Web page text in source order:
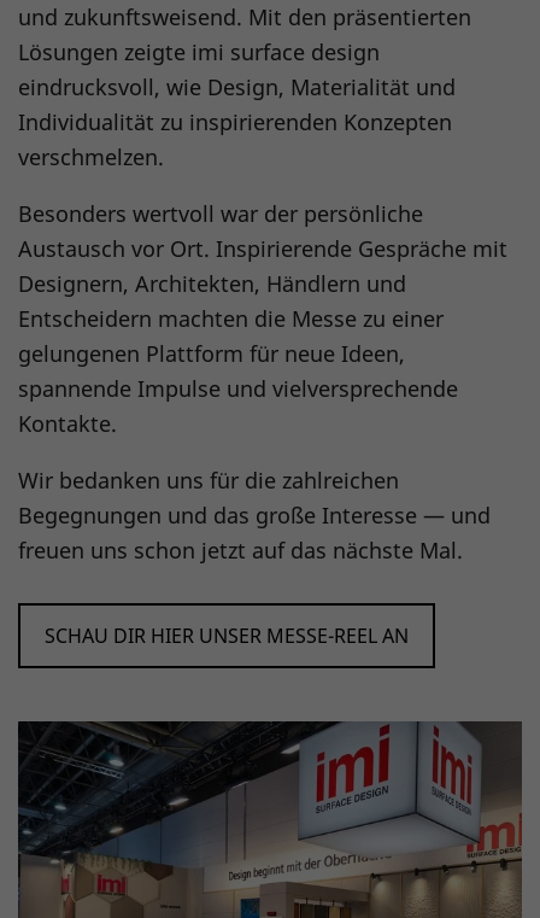
und zukunftsweisend. Mit den präsentierten
Lösungen zeigte imi surface design
eindrucksvoll, wie Design, Materialität und
Individualität zu inspirierenden Konzepten
verschmelzen.
Besonders wertvoll war der persönliche
Austausch vor Ort. Inspirierende Gespräche mit
Designern, Architekten, Händlern und
Entscheidern machten die Messe zu einer
gelungenen Plattform für neue Ideen,
spannende Impulse und vielversprechende
Kontakte.
Wir bedanken uns für die zahlreichen
Begegnungen und das große Interesse — und
freuen uns schon jetzt auf das nächste Mal.
SCHAU DIR HIER UNSER MESSE-REEL AN